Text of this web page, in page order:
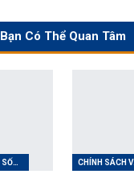
Bạn Có Thể Quan Tâm
CHÍNH SÁCH VÀ CUỘC SỐNG